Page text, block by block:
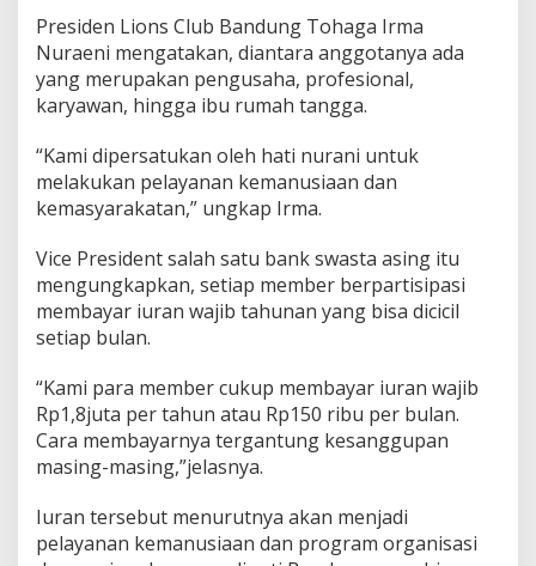
u
s
i
a
Presiden Lions Club Bandung Tohaga Irma
Nuraeni mengatakan, diantara anggotanya ada
yang merupakan pengusaha, profesional,
karyawan, hingga ibu rumah tangga.
“Kami dipersatukan oleh hati nurani untuk
melakukan pelayanan kemanusiaan dan
kemasyarakatan,” ungkap Irma.
Vice President salah satu bank swasta asing itu
mengungkapkan, setiap member berpartisipasi
membayar iuran wajib tahunan yang bisa dicicil
setiap bulan.
“Kami para member cukup membayar iuran wajib
Rp1,8juta per tahun atau Rp150 ribu per bulan.
Cara membayarnya tergantung kesanggupan
masing-masing,”jelasnya.
Iuran tersebut menurutnya akan menjadi
pelayanan kemanusiaan dan program organisasi